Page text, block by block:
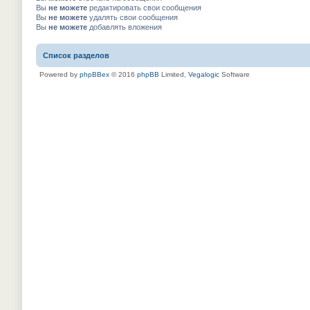
Вы не можете редактировать свои сообщения
Вы не можете удалять свои сообщения
Вы не можете добавлять вложения
Список разделов
Powered by phpBBex © 2016 phpBB Limited, Vegalogic Software